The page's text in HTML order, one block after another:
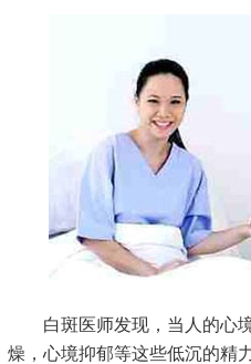
白斑医师发现，当人的心境
燥，心境抑郁等这些低沉的精